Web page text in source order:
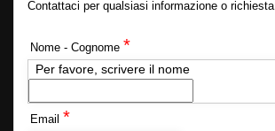
Contattaci per qualsiasi informazione o richiesta
Nome - Cognome *
Per favore, scrivere il nome
Email *